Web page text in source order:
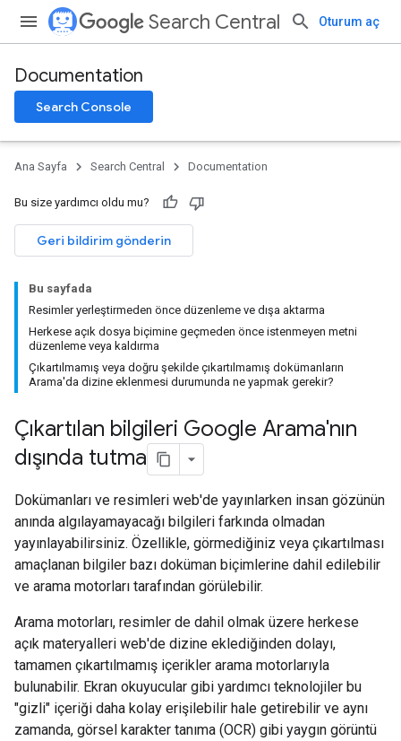
Search Central Oturum aç
Documentation
Search Console
Ana Sayfa Search Central Documentation
Bu size yardımcı oldu mu?
Geri bildirim gönderin
Bu sayfada
Resimler yerleştirmeden önce düzenleme ve dışa aktarma
Herkese açık dosya biçimine geçmeden önce istenmeyen metni
düzenleme veya kaldırma
Çıkartılmamış veya doğru şekilde çıkartılmamış dokümanların
Arama'da dizine eklenmesi durumunda ne yapmak gerekir?
Çıkartılan bilgileri Google Arama'nın
dışında tutma
Dokümanları ve resimleri web'de yayınlarken insan gözünün
anında algılayamayacağı bilgileri farkında olmadan
yayınlayabilirsiniz. Özellikle, görmediğiniz veya çıkartılması
amaçlanan bilgiler bazı doküman biçimlerine dahil edilebilir
ve arama motorları tarafından görülebilir.
Arama motorları, resimler de dahil olmak üzere herkese
açık materyalleri web'de dizine eklediğinden dolayı,
tamamen çıkartılmamış içerikler arama motorlarıyla
bulunabilir. Ekran okuyucular gibi yardımcı teknolojiler bu
"gizli" içeriği daha kolay erişilebilir hale getirebilir ve aynı
zamanda, görsel karakter tanıma (OCR) gibi yaygın görüntü